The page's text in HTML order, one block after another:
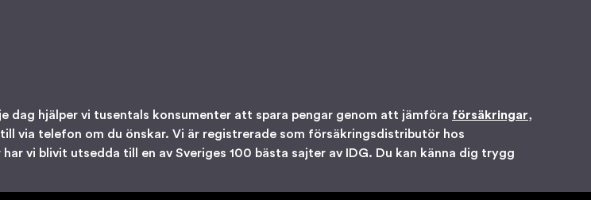
hjälper vi tusentals konsumenter att spara pengar genom att jämföra försäkringar,
via telefon om du önskar. Vi är registrerade som försäkringsdistributör hos
vi blivit utsedda till en av Sveriges 100 bästa sajter av IDG. Du kan känna dig trygg